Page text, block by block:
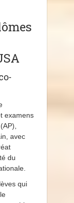
examens
(AP),
avec
du
qui